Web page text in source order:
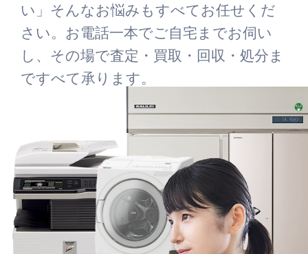
い」そんなお悩みもすべてお任せくだ
さい。お電話一本でご自宅までお伺い
し、その場で査定・買取・回収・処分ま
ですべて承ります。